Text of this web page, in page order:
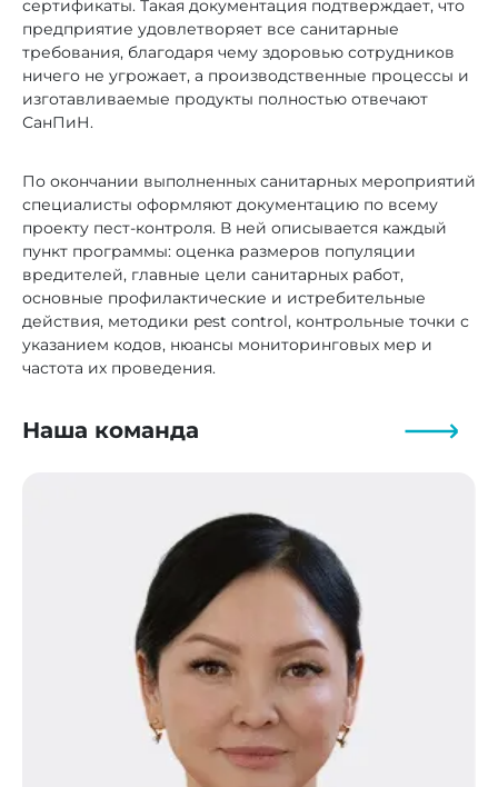
сертификаты. Такая документация подтверждает, что
предприятие удовлетворяет все санитарные
требования, благодаря чему здоровью сотрудников
ничего не угрожает, а производственные процессы и
изготавливаемые продукты полностью отвечают
СанПиН.
По окончании выполненных санитарных мероприятий
специалисты оформляют документацию по всему
проекту пест-контроля. В ней описывается каждый
пункт программы: оценка размеров популяции
вредителей, главные цели санитарных работ,
основные профилактические и истребительные
действия, методики pest control, контрольные точки с
указанием кодов, нюансы мониторинговых мер и
частота их проведения.
Наша команда